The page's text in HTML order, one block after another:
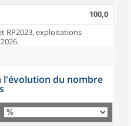
100,0
RP2023, exploitations
l'évolution du nombre